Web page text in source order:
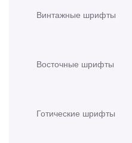
Винтажные шрифты
Восточные шрифты
Готические шрифты